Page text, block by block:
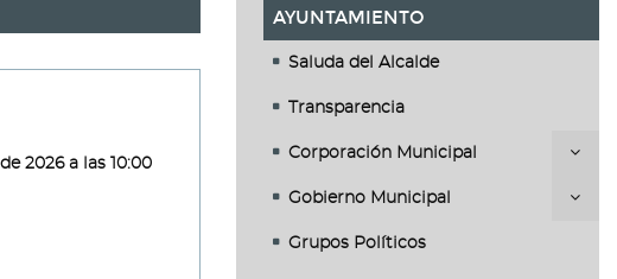
2026 a las 10:00
AYUNTAMIENTO
Saluda del Alcalde
Transparencia
Corporación Municipal
Gobierno Municipal
Grupos Políticos